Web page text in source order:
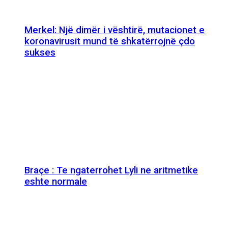
Merkel: Një dimër i vështirë, mutacionet e
koronavirusit mund të shkatërrojnë çdo
sukses
Braçe : Te ngaterrohet Lyli ne aritmetike
eshte normale